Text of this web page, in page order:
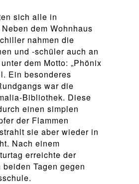
sich alle in
dem Wohnhaus
nahmen die
und -schüler auch an
dem Motto: „Phönix
Ein besonderes
war die
Bibliothek. Diese
einen simplen
der Flammen
sie aber wieder in
Nach einem
erreichte der
Tagen gegen